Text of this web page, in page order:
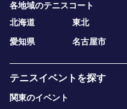
各地域のテニスコート
北海道
東北
愛知県
名古屋市
テニスイベントを探す
関東のイベント